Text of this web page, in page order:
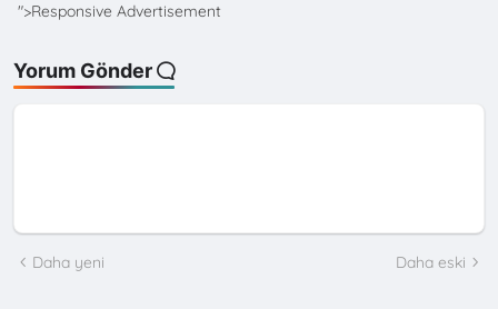
">Responsive Advertisement
Yorum Gönder
Daha yeni Daha eski